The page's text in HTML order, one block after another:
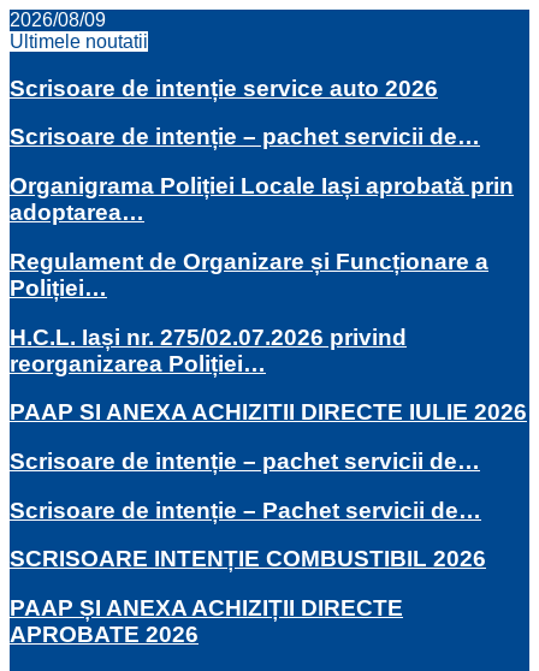
2026/08/09
Ultimele noutatii
Scrisoare de intenție service auto 2026
Scrisoare de intenție – pachet servicii de…
Organigrama Poliției Locale Iași aprobată prin
adoptarea…
Regulament de Organizare și Funcționare a
Poliției…
H.C.L. Iași nr. 275/02.07.2026 privind
reorganizarea Poliției…
PAAP SI ANEXA ACHIZITII DIRECTE IULIE 2026
Scrisoare de intenție – pachet servicii de…
Scrisoare de intenție – Pachet servicii de…
SCRISOARE INTENȚIE COMBUSTIBIL 2026
PAAP ȘI ANEXA ACHIZIȚII DIRECTE
APROBATE 2026